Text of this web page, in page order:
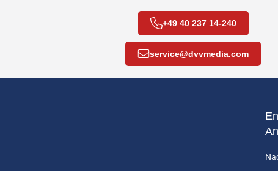
+49 40 237 14-240
service@dvvmedia.com